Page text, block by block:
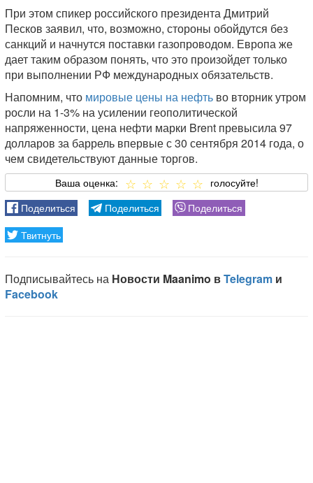
При этом спикер российского президента Дмитрий
Песков заявил, что, возможно, стороны обойдутся без
санкций и начнутся поставки газопроводом. Европа же
дает таким образом понять, что это произойдет только
при выполнении РФ международных обязательств.
Напомним, что мировые цены на нефть во вторник утром
росли на 1-3% на усилении геополитической
напряженности, цена нефти марки Brent превысила 97
долларов за баррель впервые с 30 сентября 2014 года, о
чем свидетельствуют данные торгов.